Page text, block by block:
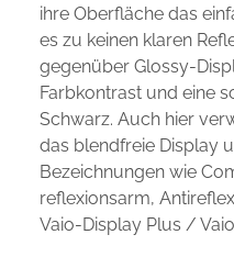
ihre Oberfläche das
es zu keinen klaren
gegenüber Glossy-
Farbkontrast und eine
Schwarz. Auch hier
das blendfreie Display
Bezeichnungen wie
reflexionsarm,
Vaio-Display Plus /